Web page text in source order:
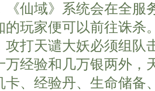
《仙域》系统会在全服
的玩家便可以前往诛杀
攻打天谴大妖必须组队
万经验和几万银两外，
卡、经验丹、生命储备